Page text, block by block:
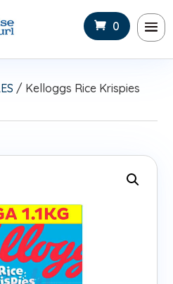
0
/ Kelloggs Rice Krispies